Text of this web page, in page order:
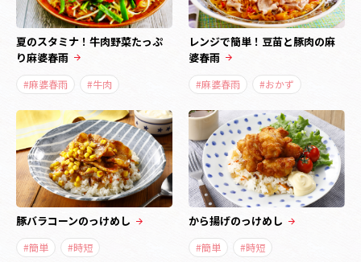
夏のスタミナ！牛肉野菜たっぷ
り麻婆春雨
#麻婆春雨 #牛肉
レンジで簡単！豆苗と豚肉の麻
婆春雨
#麻婆春雨 #おかず
豚バラコーンのっけめし
#簡単 #時短
から揚げのっけめし
#簡単 #時短